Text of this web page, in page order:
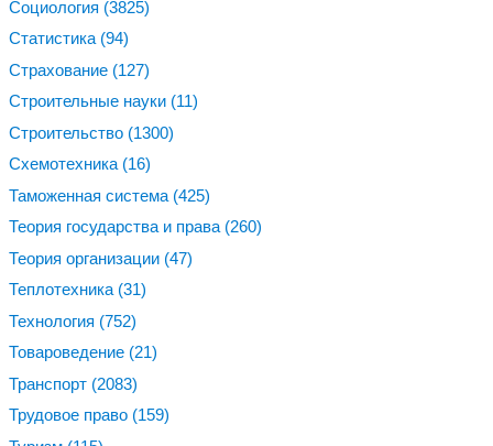
Социология (3825)
Статистика (94)
Страхование (127)
Строительные науки (11)
Строительство (1300)
Схемотехника (16)
Таможенная система (425)
Теория государства и права (260)
Теория организации (47)
Теплотехника (31)
Технология (752)
Товароведение (21)
Транспорт (2083)
Трудовое право (159)